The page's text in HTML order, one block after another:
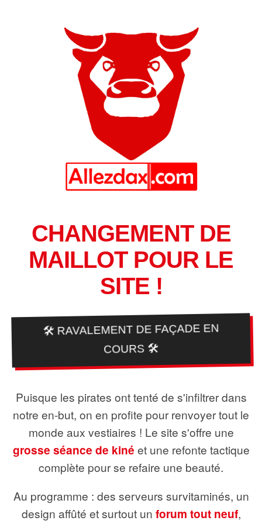
CHANGEMENT DE
MAILLOT POUR LE
SITE !
🛠️ RAVALEMENT DE FAÇADE EN
COURS 🛠️
Puisque les pirates ont tenté de s'infiltrer dans
notre en-but, on en profite pour renvoyer tout le
monde aux vestiaires ! Le site s'offre une
grosse séance de kiné et une refonte tactique
complète pour se refaire une beauté.
Au programme : des serveurs survitaminés, un
design affûté et surtout un forum tout neuf,